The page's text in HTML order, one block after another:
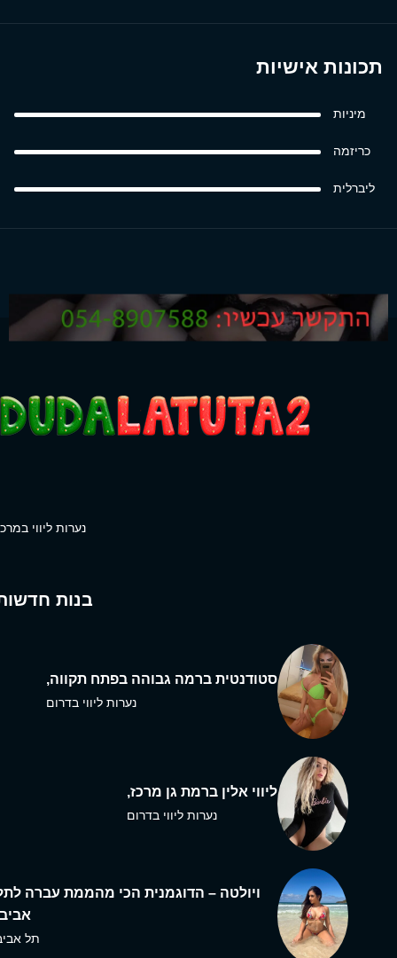
תכונות אישיות
מיניות
כריזמה
ליברלית
נערות ליווי
בנות
סטודנטית ברמה גבוהה בפתח תקווה,
נערות ליווי בדרום
ליווי אלין ברמת גן מרכז,
נערות ליווי בדרום
ויולטה – הדוגמנית הכי מהממת עברה
תל